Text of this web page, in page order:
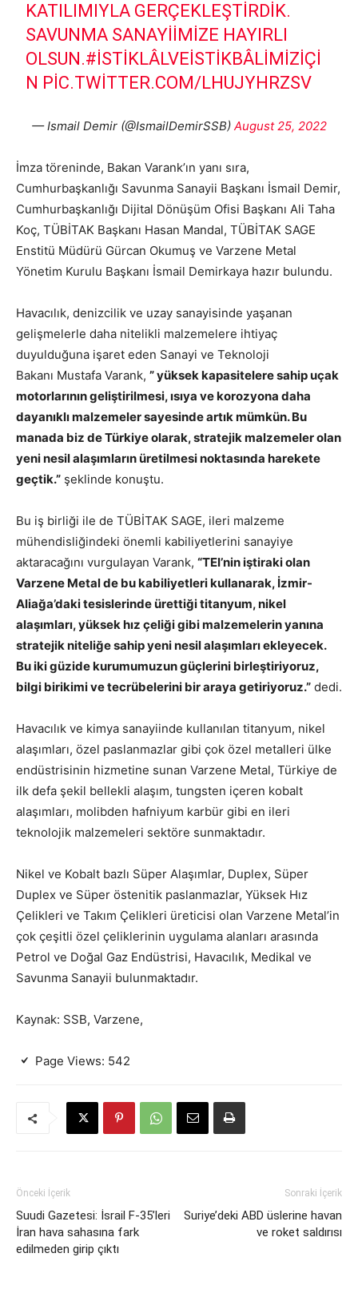
KATILIMIYLA GERÇEKLEŞTIRDIK.
SAVUNMA SANAYIIMIZE HAYIRLI
OLSUN.#İSTIKLÂLVEİSTIKBÂLIMIZİÇI
N PIC.TWITTER.COM/LHUJYHRZSV
— Ismail Demir (@IsmailDemirSSB) August 25, 2022
İmza töreninde, Bakan Varank’ın yanı sıra,
Cumhurbaşkanlığı Savunma Sanayii Başkanı İsmail Demir,
Cumhurbaşkanlığı Dijital Dönüşüm Ofisi Başkanı Ali Taha
Koç, TÜBİTAK Başkanı Hasan Mandal, TÜBİTAK SAGE
Enstitü Müdürü Gürcan Okumuş ve Varzene Metal
Yönetim Kurulu Başkanı İsmail Demirkaya hazır bulundu.
Havacılık, denizcilik ve uzay sanayisinde yaşanan
gelişmelerle daha nitelikli malzemelere ihtiyaç
duyulduğuna işaret eden Sanayi ve Teknoloji
Bakanı Mustafa Varank, ” yüksek kapasitelere sahip uçak
motorlarının geliştirilmesi, ısıya ve korozyona daha
dayanıklı malzemeler sayesinde artık mümkün. Bu
manada biz de Türkiye olarak, stratejik malzemeler olan
yeni nesil alaşımların üretilmesi noktasında harekete
geçtik.” şeklinde konuştu.
Bu iş birliği ile de TÜBİTAK SAGE, ileri malzeme
mühendisliğindeki önemli kabiliyetlerini sanayiye
aktaracağını vurgulayan Varank, “TEI’nin iştiraki olan
Varzene Metal de bu kabiliyetleri kullanarak, İzmir-
Aliağa’daki tesislerinde ürettiği titanyum, nikel
alaşımları, yüksek hız çeliği gibi malzemelerin yanına
stratejik niteliğe sahip yeni nesil alaşımları ekleyecek.
Bu iki güzide kurumumuzun güçlerini birleştiriyoruz,
bilgi birikimi ve tecrübelerini bir araya getiriyoruz.” dedi.
Havacılık ve kimya sanayiinde kullanılan titanyum, nikel
alaşımları, özel paslanmazlar gibi çok özel metalleri ülke
endüstrisinin hizmetine sunan Varzene Metal, Türkiye de
ilk defa şekil bellekli alaşım, tungsten içeren kobalt
alaşımları, molibden hafniyum karbür gibi en ileri
teknolojik malzemeleri sektöre sunmaktadır.
Nikel ve Kobalt bazlı Süper Alaşımlar, Duplex, Süper
Duplex ve Süper östenitik paslanmazlar, Yüksek Hız
Çelikleri ve Takım Çelikleri üreticisi olan Varzene Metal’in
çok çeşitli özel çeliklerinin uygulama alanları arasında
Petrol ve Doğal Gaz Endüstrisi, Havacılık, Medikal ve
Savunma Sanayii bulunmaktadır.
Kaynak: SSB, Varzene,
Page Views: 542
Önceki İçerik
Suudi Gazetesi: İsrail F-35’leri
İran hava sahasına fark
edilmeden girip çıktı
Sonraki İçerik
Suriye’deki ABD üslerine havan
ve roket saldırısı